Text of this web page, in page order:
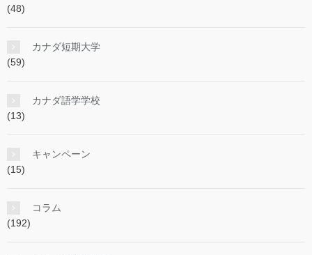
(48)
カナダ短期大学
(59)
カナダ語学学校
(13)
キャンペーン
(15)
コラム
(192)